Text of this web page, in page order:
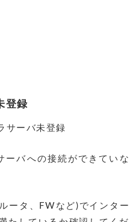
登録
サーバ未登録
ーバへの接続ができていな
ータ、FWなど)でインター